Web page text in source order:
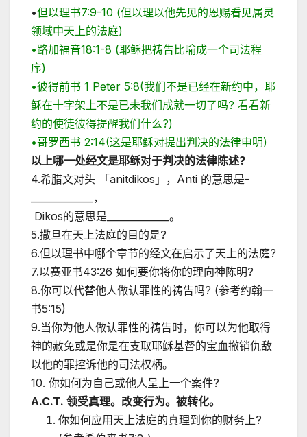
•但以理书7:9-10 (但以理以他先见的恩赐看见属灵
领域中天上的法庭)
•路加福音18:1-8 (耶稣把祷告比喻成一个司法程
序)
•彼得前书 1 Peter 5:8(我们不是已经在新约中，耶
稣在十字架上不是已未我们成就一切了吗? 看看新
约的使徒彼得提醒我们什么?)
•哥罗西书 2:14(这是耶稣对提出判决的法律申明)
以上哪一处经文是耶稣对于判决的法律陈述?
4.希腊文对头 「anitdikos」，Anti 的意思是­
_____________，
Dikos的意思是_____________。
5.撒旦在天上法庭的目的是?
6.但以理书中哪个章节的经文在启示了天上的法庭?
7.以赛亚书43:26 如何要你将你的理向神陈明?
8.你可以代替他人做认罪性的祷告吗? (参考约翰一
书5:15)
9.当你为他人做认罪性的祷告时，你可以为他取得
神的赦免或是你是在支取耶稣基督的宝血撤销仇敌
以他的罪控诉他的司法权柄。
10. 你如何为自己或他人呈上一个案件?
A.C.T. 领受真理。改变行为。被转化。
你如何应用天上法庭的真理到你的财务上?